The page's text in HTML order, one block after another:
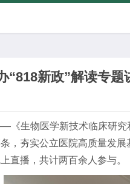
新政”解读专题
生物医学新技术临床研
，夯实公立医院高质量发
直播，共计两百余人参与。